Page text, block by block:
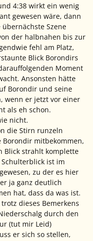
4:38 wirkt ein wenig
gewesen wäre, dann
Szene
der halbnahen bis zur
fehl am Platz,
Blick Borondirs
Moment
Ansonsten hätte
Borondir und seine
wenn er jetzt vor einer
als eh schon.
nicht.
die Stirn runzeln
Borondir mitbekommen,
Blick strahlt komplette
ist im
zu der es hier
ja ganz deutlich
hat, dass da was ist.
dieses Bemerkens
durch den
(tut mir Leid)
er sich so stellen,